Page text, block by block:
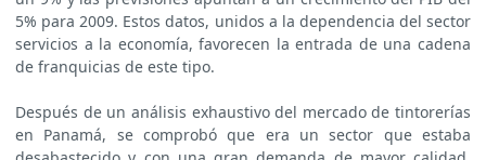
5% para 2009. Estos datos, unidos a la dependencia del sector
servicios a la economía, favorecen la entrada de una cadena
de franquicias de este tipo.
Después de un análisis exhaustivo del mercado de tintorerías
en Panamá, se comprobó que era un sector que estaba